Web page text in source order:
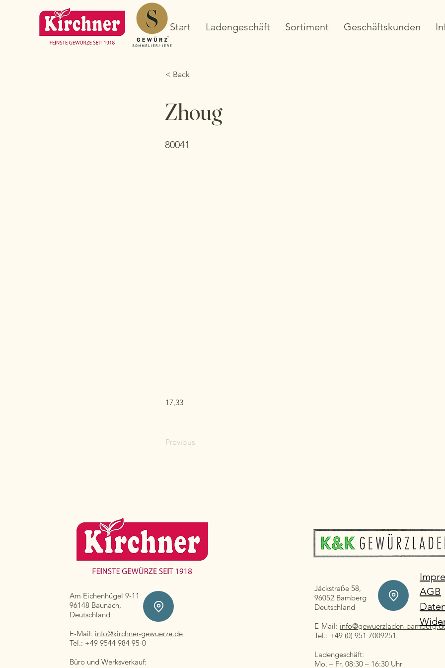
Start Ladengeschäft Sortiment Geschäftskunden
< Back
Zhoug
80041
17,33
Previous
Am Eichenhügel 9-11
96148 Baunach,
Deutschland
E-Mail: info@kirchner-gewuerze.de
Tel.: +49 9544 984 95-0
Büro und Werksverkauf:
Jäckstraße 58,
96052 Bamberg
Deutschland
E-Mail: info@gewuerzladen-
Tel.: +49 (0) 951 7009251
Ladengeschäft:
Mo. – Fr. 08:30 – 16:30 Uhr
AGB